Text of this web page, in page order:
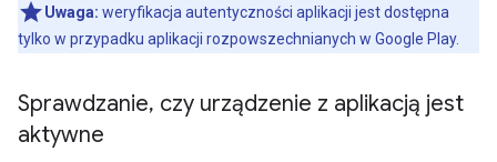
Uwaga: weryfikacja autentyczności aplikacji jest dostępna
tylko w przypadku aplikacji rozpowszechnianych w Google Play.
Sprawdzanie, czy urządzenie z aplikacją jest
aktywne